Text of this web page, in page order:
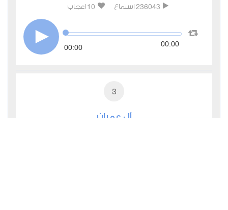
236043 استماع 10 اعجاب
00:00 00:00
3
آل عمران